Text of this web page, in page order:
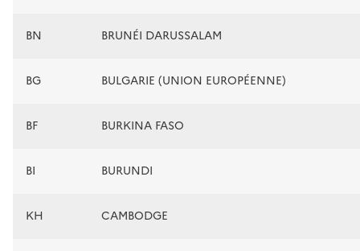
BN BRUNÉI DARUSSALAM
BG BULGARIE (UNION EUROPÉENNE)
BF BURKINA FASO
BI BURUNDI
KH CAMBODGE